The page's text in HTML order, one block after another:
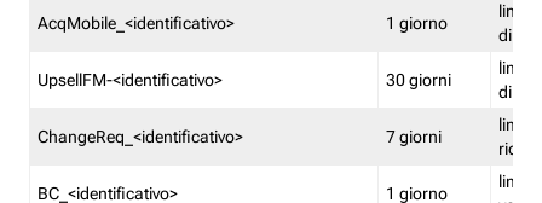
AcqMobile_<identificativo> 1 giorno
limita
di
UpsellFM-<identificativo> 30 giorni
limita
di
ChangeReq_<identificativo> 7 giorni
limita
BC_<identificativo> 1 giorno
limita